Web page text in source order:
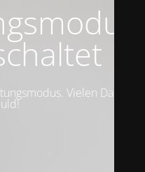
Vielen Dank für